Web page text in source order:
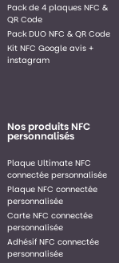
Pack de 4 plaques NFC &
QR Code
Pack DUO NFC & QR Code
Kit NFC Google avis +
instagram
Nos produits NFC
personnalisés
Plaque Ultimate NFC
connectée personnalisée
Plaque NFC connectée
personnalisée
Carte NFC connectée
personnalisée
Adhésif NFC connectée
personnalisée